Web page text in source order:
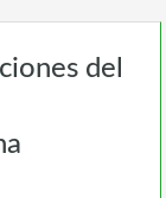
del